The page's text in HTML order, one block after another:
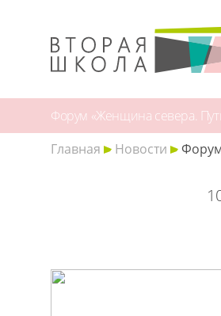
Форум «Женщина севера.
Главная
Новости